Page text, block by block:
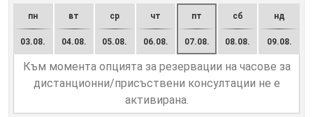
пн
03.08.
вт
04.08.
ср
05.08.
чт
06.08.
пт
07.08.
сб
08.08.
нд
09.08.
Към момента опцията за резервации на часове за
дистанционни/присъствени консултации не е
активирана.